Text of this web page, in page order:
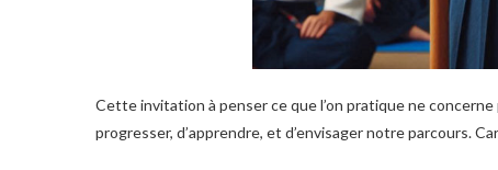
Cette invitation à penser ce que l’on pratique ne
progresser, d’apprendre, et d’envisager notre parcours.